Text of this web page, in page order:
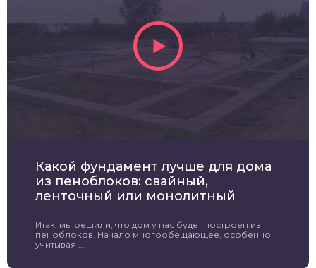
Какой фундамент лучше для дома
из пеноблоков: свайный,
ленточный или монолитный
Итак, мы решили, что дом у нас будет построен из
пеноблоков. Начало многообещающее, особенно
учитывая ...